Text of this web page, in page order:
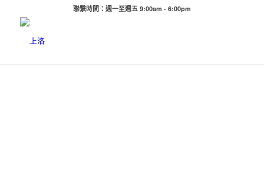
聯繫時間：週一至週五 9:00am - 6:00pm